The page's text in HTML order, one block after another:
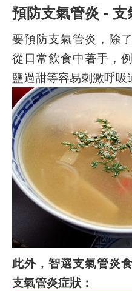
預防支氣管炎 -
要預防支氣管炎，除
從日常飲食中著手，
鹽過甜等容易刺激呼吸
此外，智選支氣管炎
支氣管炎症狀：